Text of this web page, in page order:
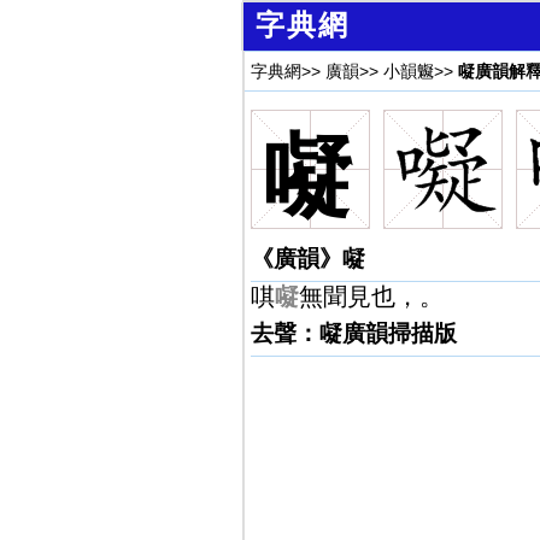
字典網
字典網>> 廣韻>> 小韻䰯>> 㘈廣韻解
㘈
《廣韻》㘈
唭㘈無聞見也，。
去聲：㘈廣韻掃描版